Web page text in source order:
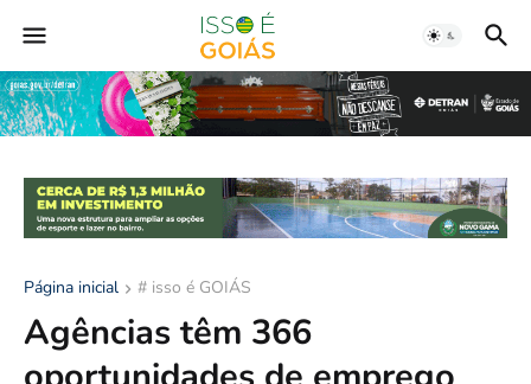
Página inicial # isso é GOIÁS
Agências têm 366